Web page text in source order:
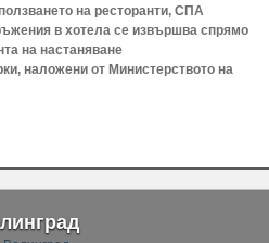
на ресторанти, СПА
в хотела се извършва спрямо
на настаняване
наложени от Министерството на